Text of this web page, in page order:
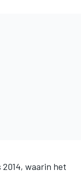
2014, waarin het